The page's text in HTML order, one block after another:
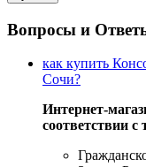
Вопросы и
как купить
Сочи?
Интернет-
соответствии